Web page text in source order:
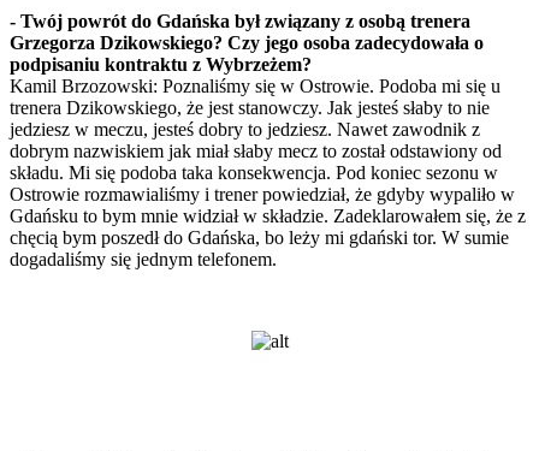
- Twój powrót do Gdańska był związany z osobą trenera
Grzegorza Dzikowskiego? Czy jego osoba zadecydowała o
podpisaniu kontraktu z Wybrzeżem?
Kamil Brzozowski: Poznaliśmy się w Ostrowie. Podoba mi się u
trenera Dzikowskiego, że jest stanowczy. Jak jesteś słaby to nie
jedziesz w meczu, jesteś dobry to jedziesz. Nawet zawodnik z
dobrym nazwiskiem jak miał słaby mecz to został odstawiony od
składu. Mi się podoba taka konsekwencja. Pod koniec sezonu w
Ostrowie rozmawialiśmy i trener powiedział, że gdyby wypaliło w
Gdańsku to bym mnie widział w składzie. Zadeklarowałem się, że z
chęcią bym poszedł do Gdańska, bo leży mi gdański tor. W sumie
dogadaliśmy się jednym telefonem.